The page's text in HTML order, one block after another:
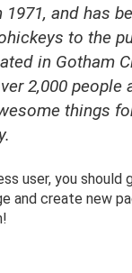
1971, and has
to the
in Gotham
2,000 people
things
user, you should
and create new